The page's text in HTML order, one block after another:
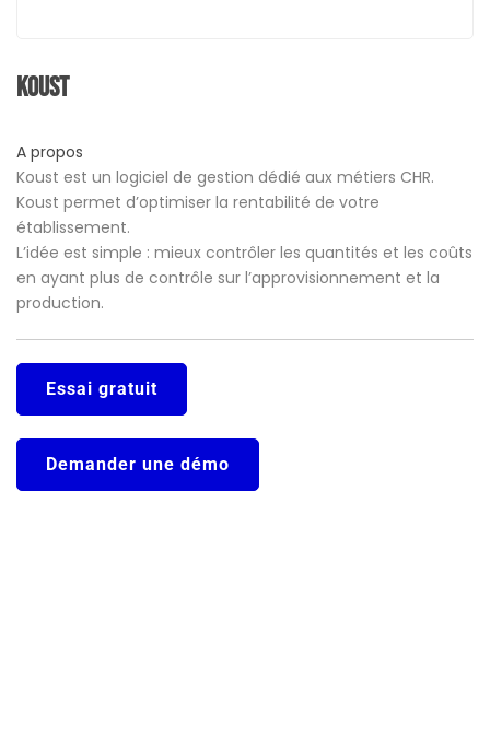
Koust
A propos
Koust est un logiciel de gestion dédié aux métiers CHR.
Koust permet d’optimiser la rentabilité de votre
établissement.
L’idée est simple : mieux contrôler les quantités et les coûts
en ayant plus de contrôle sur l’approvisionnement et la
production.
Essai gratuit
Demander une démo